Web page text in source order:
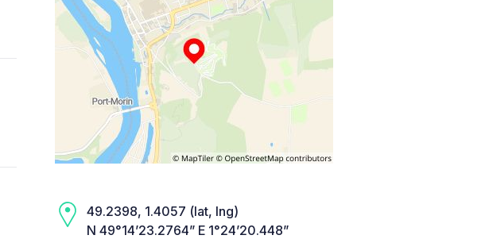
49.2398, 1.4057 (lat, lng)
N 49°14’23.2764” E 1°24’20.448”